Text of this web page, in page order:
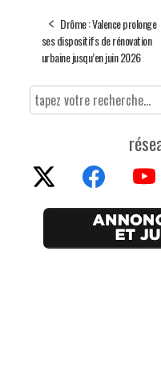
Drôme : Valence prolonge
ses dispositifs de rénovation
urbaine jusqu’en juin 2026